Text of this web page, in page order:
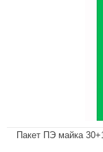
Пакет ПЭ майка